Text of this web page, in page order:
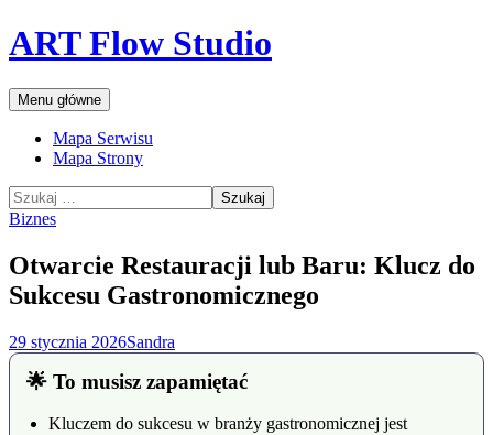
Przejdź
do
ART Flow Studio
Szukaj
Menu główne
Mapa Serwisu
Mapa Strony
Szukaj:
Biznes
Otwarcie Restauracji lub Baru: Klucz do
Sukcesu Gastronomicznego
29 stycznia 2026Sandra
🌟 To musisz zapamiętać
Kluczem do sukcesu w branży gastronomicznej jest